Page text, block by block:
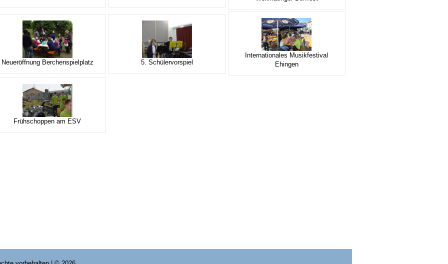
Neueröffnung Berchenspielplatz 5. Schülervorspiel
Internationales Musikfestival
Ehingen
Frühschoppen am ESV